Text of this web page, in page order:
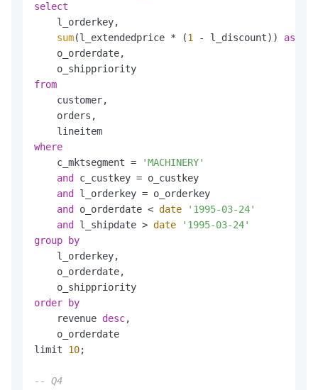
select
    l_orderkey,
sum(l_extendedprice * (1 - l_discount)) as
    o_orderdate,
from
    customer,
    orders,
where
    c_mktsegment
=
'MACHINERY'
and
c_custkey = o_custkey
and
l_orderkey = o_orderkey
and
o_orderdate < date
'1995-03-24'
and
l_shipdate > date
'1995-03-24'
group
by
    l_orderkey,
    o_orderdate,
order
by
    revenue
desc,
    o_orderdate
limit 10;
-- Q4